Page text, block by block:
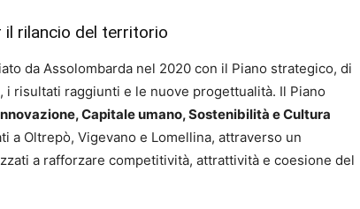
rilancio del territorio
da Assolombarda nel 2020 con il Piano strategico, di
i risultati raggiunti e le nuove progettualità. Il Piano
Capitale umano, Sostenibilità e Cultura
a Oltrepò, Vigevano e Lomellina, attraverso un
a rafforzare competitività, attrattività e coesione del